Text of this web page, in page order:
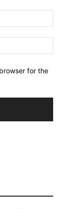
for the